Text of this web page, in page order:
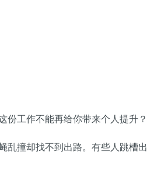
工作不能再给你带来个人提升？
撞却找不到出路。有些人跳槽出